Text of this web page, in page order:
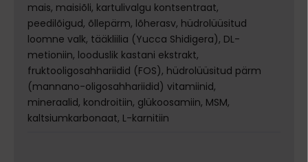
mais, maisiõli, kartulivalgu kontsentraat,
peedilõigud, õllepärm, lõherasv, hüdrolüüsitud
loomne valk, tääkliilia (Yucca Shidigera), DL-
metioniin, looduslik kastani ekstrakt,
fruktooligosahhariidid (FOS), hüdrolüüsitud pärm
(mannano-oligosahhariidid) vitamiinid,
mineraalid, kondroitiin, glükoosamiin, MSM,
kaltsiumkarbonaat, L-karnitiin